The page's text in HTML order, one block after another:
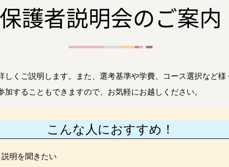
保護者説明会のご案内
くご説明します。また、選考基準や学費、コース選択など
することもできますので、お気軽にお越しください。
こんな人におすすめ！
明を聞きたい